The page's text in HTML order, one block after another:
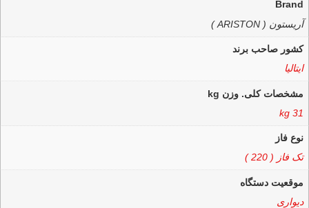
Brand
آریستون ( ARISTON )
کشور صاحب برند
ایتالیا
مشخصات کلی. وزن kg
31 kg
نوع فاز
تک فاز ( 220 )
موقعیت دستگاه
دیواری